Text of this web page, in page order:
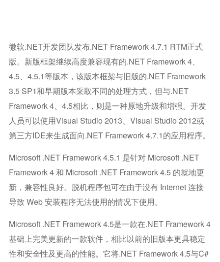
微软.NET开发团队发布.NET Framework 4.7.1 RTM正式
版。新版框架继续高度兼容现有的.NET Framework 4、
4.5、4.5.1等版本，该版本框架与旧版的.NET Framework
3.5 SP1和早期版本采取不同的处理方式，但与.NET
Framework 4、4.5相比，则是一种原地升级和增强。开发
人员可以使用Visual Studio 2013、Visual Studio 2012或
第三方IDE来生成面向.NET Framework 4.7.1的应用程序。
Microsoft .NET Framework 4.5.1 是针对 Microsoft .NET
Framework 4 和 Microsoft .NET Framework 4.5 的就地更
新，兼容性良好。脱机程序包可在由于没有 Internet 连接
导致 Web 安装程序无法使用的情况下使用。
Microsoft .NET Framework 4.5是一款在.NET Framework 4
基础上完美更新的一款软件，相比以前的旧版本更具稳定
性和安全性及更高的性能。它将.NET Framework 4.5与C#